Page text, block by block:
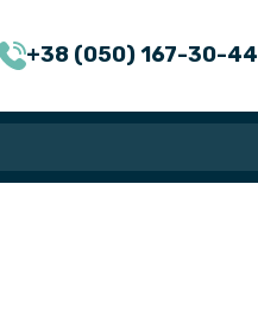
+38 (050) 167-30-44